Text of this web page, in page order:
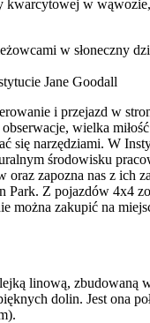
kwarcytowej w
Jane Goodall
i przejazd w
wielka
się narzędziami. W
środowisku
oraz zapozna nas z ich
Z pojazdów 4x4
można zakupić na
linową, zbudowaną
dolin. Jest ona